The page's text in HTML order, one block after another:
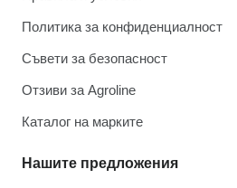
Политика за конфиденциалност
Съвети за безопасност
Отзиви за Agroline
Каталог на марките
Нашите предложения